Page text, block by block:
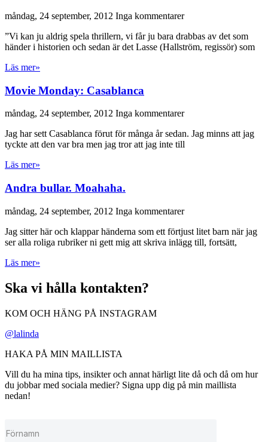
måndag, 24 september, 2012 Inga kommentarer
”Vi kan ju aldrig spela thrillern, vi får ju bara drabbas av det som
händer i historien och sedan är det Lasse (Hallström, regissör) som
Läs mer»
Movie Monday: Casablanca
måndag, 24 september, 2012 Inga kommentarer
Jag har sett Casablanca förut för många år sedan. Jag minns att jag
tyckte att den var bra men jag tror att jag inte till
Läs mer»
Andra bullar. Moahaha.
måndag, 24 september, 2012 Inga kommentarer
Jag sitter här och klappar händerna som ett förtjust litet barn när jag
ser alla roliga rubriker ni gett mig att skriva inlägg till, fortsätt,
Läs mer»
Ska vi hålla kontakten?
KOM OCH HÄNG PÅ INSTAGRAM
@lalinda
HAKA PÅ MIN MAILLISTA
Vill du ha mina tips, insikter och annat härligt lite då och då om hur
du jobbar med sociala medier? Signa upp dig på min maillista
nedan!